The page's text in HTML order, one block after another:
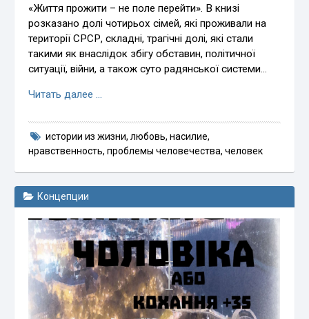
«Життя прожити – не поле перейти». В книзі
розказано долі чотирьох сімей, які проживали на
території СРСР, складні, трагічні долі, які стали
такими як внаслідок збігу обставин, політичної
ситуації, війни, а також суто радянської системи…
Читать далее …
истории из жизни, любовь, насилие,
нравственность,проблемы человечества,человек
Концепции